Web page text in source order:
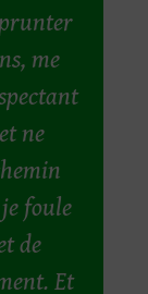
me
ne
foule
de
Et